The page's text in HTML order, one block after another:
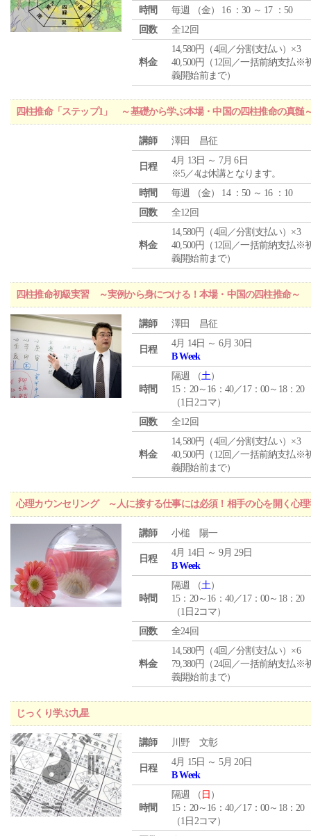
時間
毎週 （金） 16 ：30 ～ 17 ：50
回数
全12回
料金
14,580円（4回／分割支払い）×3
40,500円（12回／一括前納支払※
義開始前まで）
四柱推命「ステップ1」 ～基礎から学ぶ本場・中国の四柱推命の真髄
講師 澤田 昌征
日程
4月 13日 ～ 7月 6日
※5／4は休講となります。
時間
毎週 （金） 14 ：50 ～ 16 ：10
回数
全12回
料金
14,580円（4回／分割支払い）×3
40,500円（12回／一括前納支払※
義開始前まで）
四柱推命初級実習 ～実例から身につける！本場・中国の四柱推命～
講師 澤田 昌征
日程
4月 14日 ～ 6月 30日
B Week
時間
隔週 （土）
15：20～16：40／17：00～18：20
（1日2コマ）
回数
全12回
料金
14,580円（4回／分割支払い）×3
40,500円（12回／一括前納支払※
義開始前まで）
心理カウンセリング ～人に接する仕事には必須！相手の心を開く心理
講師 小槌 陽一
日程
4月 14日 ～ 9月 29日
B Week
時間
隔週 （土）
15：20～16：40／17：00～18：20
（1日2コマ）
回数
全24回
料金
14,580円（4回／分割支払い）×6
79,380円（24回／一括前納支払※
義開始前まで）
じっくり学ぶ九星
講師 川野 文彰
日程
4月 15日 ～ 5月 20日
B Week
時間
隔週 （ 日 ）
15：20～16：40／17：00～18：20
（1日2コマ）